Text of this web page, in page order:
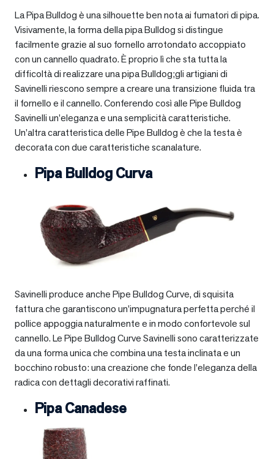
La Pipa Bulldog è una silhouette ben nota ai fumatori di pipa.
Visivamente, la forma della pipa Bulldog si distingue
facilmente grazie al suo fornello arrotondato accoppiato
con un cannello quadrato. È proprio lì che sta tutta la
difficoltà di realizzare una pipa Bulldog;gli artigiani di
Savinelli riescono sempre a creare una transizione fluida tra
il fornello e il cannello. Conferendo così alle Pipe Bulldog
Savinelli un’eleganza e una semplicità caratteristiche.
Un’altra caratteristica delle Pipe Bulldog è che la testa è
decorata con due caratteristiche scanalature.
Pipa Bulldog Curva
Savinelli produce anche Pipe Bulldog Curve, di squisita
fattura che garantiscono un’impugnatura perfetta perché il
pollice appoggia naturalmente e in modo confortevole sul
cannello. Le Pipe Bulldog Curve Savinelli sono caratterizzate
da una forma unica che combina una testa inclinata e un
bocchino robusto: una creazione che fonde l’eleganza della
radica con dettagli decorativi raffinati.
Pipa Canadese